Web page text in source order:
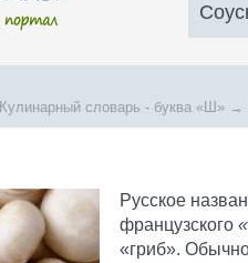
Кулинарный словарь - буква «Ш» →
Русское
французского
«гриб».